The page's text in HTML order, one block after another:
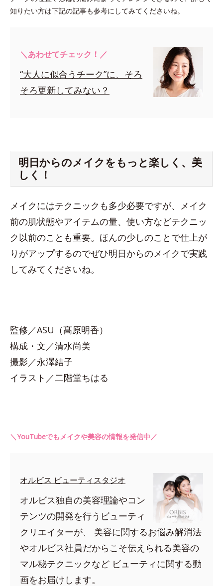
知りたい方は下記の記事も参考にしてみてくださいね。
＼あわせてチェック！／
“大人に似合うチーク”に、そろ
そろ更新してみない？
明日からのメイクをもっと楽しく、美
しく！
メイクにはテクニックも多少必要ですが、メイク
前の肌状態やアイテムの量、使い方などテクニッ
ク以前のことも重要。ほんの少しのことで仕上が
りがアップするのでぜひ明日からのメイクで実践
してみてくださいね。
監修／ASU（髙原明香）
構成・文／清水尚美
撮影／永澤結子
イラスト／二階堂ちはる
＼YouTubeでもメイクや美容の情報を発信中／
オルビス ビューティスタジオ
オルビス独自の美容理論やコン
テンツの開発を行うビューティ
クリエイターが、 美容に関するお悩み解消法
やオルビス社員だからこそ伝えられる美容の
マル秘テクニックなど ビューティに関する動
画をお届けします。